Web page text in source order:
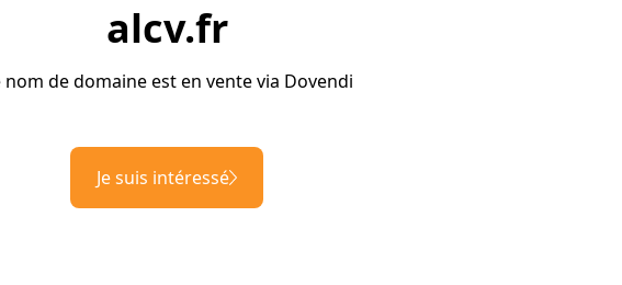
alcv.fr
nom de domaine est en vente via Dovendi
Je suis intéressé